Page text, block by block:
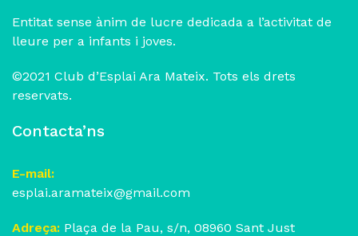
Entitat sense ànim de lucre dedicada a l’activitat de
lleure per a infants i joves.
©2021 Club d’Esplai Ara Mateix. Tots els drets
reservats.
Contacta’ns
E-mail:
esplai.aramateix@gmail.com
Adreça: Plaça de la Pau, s/n, 08960 Sant Just